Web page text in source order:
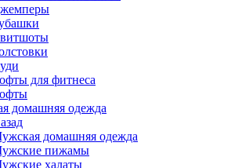
для фитнеса
домашняя одежда
домашняя одежда
пижамы
халаты